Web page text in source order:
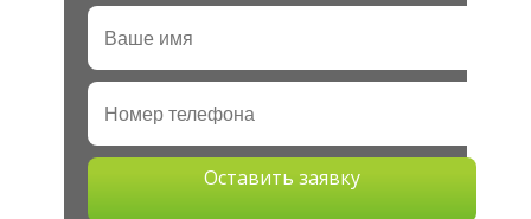
Оставить заявку